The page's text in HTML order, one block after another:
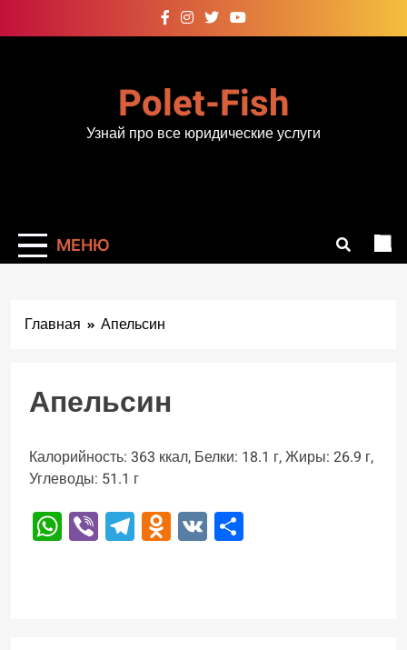
к
Polet-Fish
Узнай про все юридические услуги
МЕНЮ
Главная Апельсин
Апельсин
Калорийность: 363 ккал, Белки: 18.1 г, Жиры: 26.9 г,
Углеводы: 51.1 г
WhatsApp
ViberTelegram
Odnoklassniki
VK